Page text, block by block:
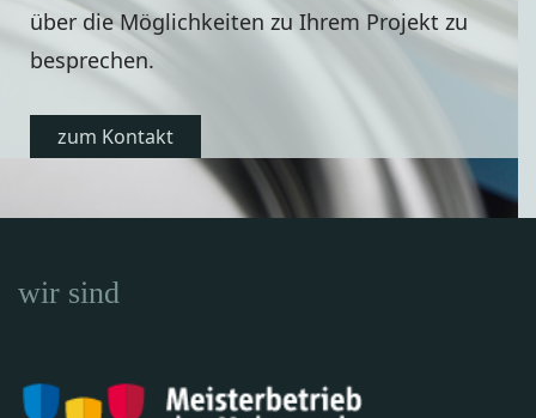
über die Möglichkeiten zu Ihrem Projekt zu
besprechen.
zum Kontakt
wir sind